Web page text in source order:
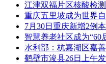
江津双福片区核酸检
重庆五里坡成为世界
7月30日重庆新增2例
智慧养老社区成为“60
水利部：杭嘉湖区嘉
鹤壁市浚县26日上午